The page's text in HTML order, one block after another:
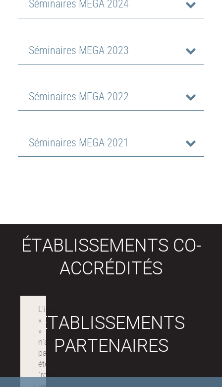
Séminaires MEGA 2024
Séminaires MEGA 2023
Séminaires MEGA 2022
Séminaires MEGA 2021
ÉTABLISSEMENTS CO-
ACCRÉDITÉS
ÉTABLISSEMENTS
PARTENAIRES